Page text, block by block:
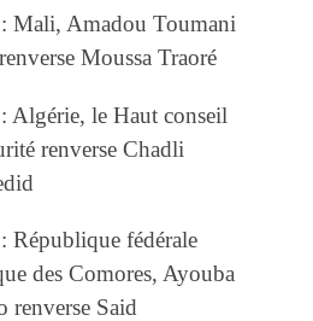
Mali, Amadou Toumani
Moussa Traoré
Algérie, le Haut conseil
renverse Chadli
République fédérale
des Comores, Ayouba
renverse Said